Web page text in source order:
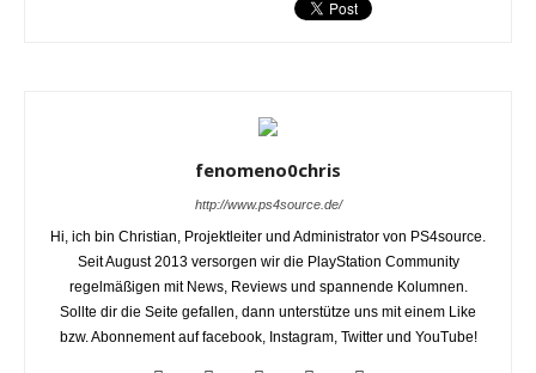
fenomeno0chris
http://www.ps4source.de/
Hi, ich bin Christian, Projektleiter und Administrator von PS4source.
Seit August 2013 versorgen wir die PlayStation Community
regelmäßigen mit News, Reviews und spannende Kolumnen.
Sollte dir die Seite gefallen, dann unterstütze uns mit einem Like
bzw. Abonnement auf facebook, Instagram, Twitter und YouTube!